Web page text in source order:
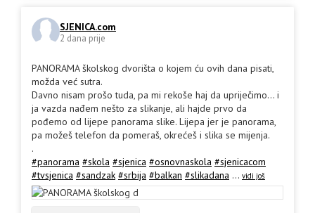
SJENICA.com
2 dana prije
PANORAMA školskog dvorišta o kojem ću ovih dana pisati,
možda već sutra.
Davno nisam prošo tuda, pa mi rekoše haj da upriječimo... i
ja vazda nađem nešto za slikanje, ali hajde prvo da
pođemo od lijepe panorama slike. Lijepa jer je panorama,
pa možeš telefon da pomeraš, okrećeš i slika se mijenja.
.
#panorama #skola #sjenica #osnovnaskola #sjenicacom
#tvsjenica #sandzak #srbija #balkan #slikadana ... vidi još